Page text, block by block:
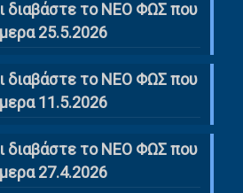
διαβάστε το ΝΕΟ ΦΩΣ που
25.5.2026
διαβάστε το ΝΕΟ ΦΩΣ που
11.5.2026
διαβάστε το ΝΕΟ ΦΩΣ που
27.4.2026